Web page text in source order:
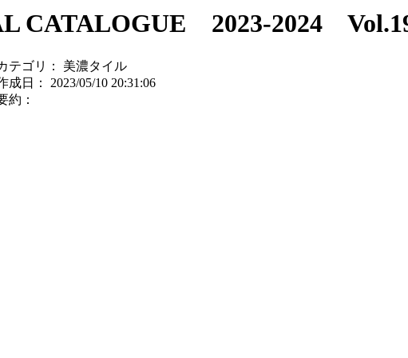
CATALOGUE 2023-2024
テゴリ：
美濃タイル
成日：
2023/05/10 20:31:06
約：